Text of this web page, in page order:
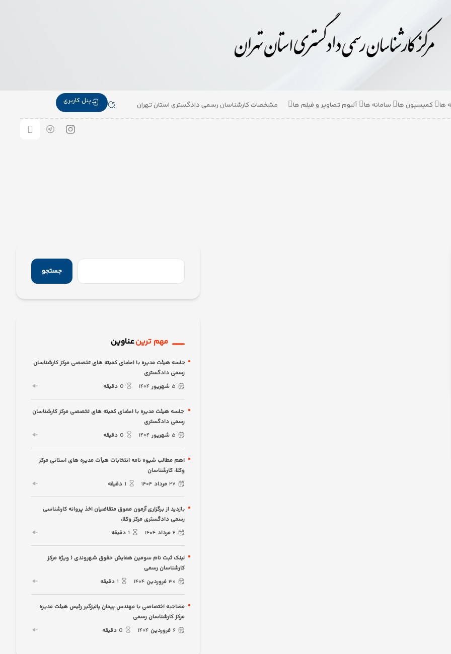
ها کمیسیون ها سامانه ها آلبوم تصاویر و فیلم ها مشخصات کارشناسان رسمی دادگستری استان تهران پنل کاربری
جستجو
مهم ترینعناوین
جلسه هیئت مدیره با اعضای کمیته های تخصصی مرکز کارشناسان
رسمی دادگستری
۵ شهریور ۱۴۰۴ 0 دقیقه
جلسه هیئت مدیره با اعضای کمیته های تخصصی مرکز کارشناسان
رسمی دادگستری
۵ شهریور ۱۴۰۴ 0 دقیقه
اهم مطالب شیوه نامه انتخابات هیأت مدیره های استانی مرکز
وکلا، کارشناسان
۲۷ مرداد ۱۴۰۴ 1 دقیقه
بازدید از برگزاری آزمون معوق متقاضیان اخذ پروانه کارشناسی
رسمی دادگستری مرکز وکلا،
۲ مرداد ۱۴۰۴ 1 دقیقه
لینک ثبت نام سومین همایش حقوق شهروندی ( ویژه مرکز
کارشناسان رسمی
۳۰ فروردین ۱۴۰۴ 1 دقیقه
مصاحبه اختصاصی با مهندس پیمان پالیزگیر رئیس هیئت مدیره
مرکز کارشناسان رسمی
۶ فروردین ۱۴۰۴ 0 دقیقه